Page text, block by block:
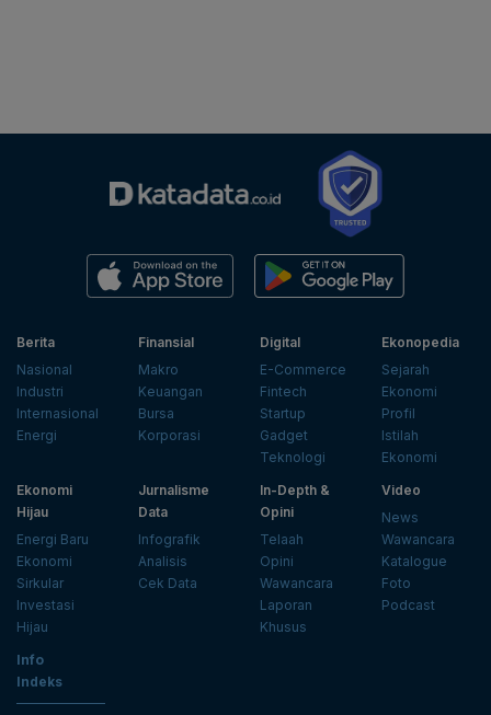
Berita
Nasional
Industri
Internasional
Energi
Finansial
Makro
Keuangan
Bursa
Korporasi
Digital
E-Commerce
Fintech
Startup
Gadget
Teknologi
Ekonopedia
Sejarah
Ekonomi
Profil
Istilah
Ekonomi
Ekonomi
Hijau
Energi Baru
Ekonomi
Sirkular
Investasi
Hijau
Jurnalisme
Data
Infografik
Analisis
Cek Data
In-Depth &
Opini
Telaah
Opini
Wawancara
Laporan
Khusus
Video
News
Wawancara
Katalogue
Foto
Podcast
Info
Indeks